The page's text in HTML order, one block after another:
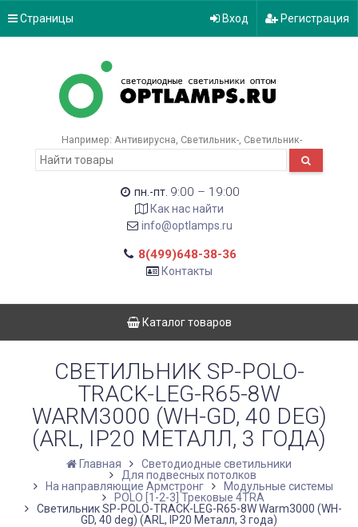
Страницы Вход Регистрация
Например: Антивирусна Светильник- Светильник-
пн.-пт. 9:00 – 19:00
Как нас найти
info@optlamps.ru
8(499)648-38-36
Контакты
Каталог товаров
СВЕТИЛЬНИК SP-POLO-
TRACK-LEG-R65-8W
WARM3000 (WH-GD, 40 DEG)
(ARL, IP20 МЕТАЛЛ, 3 ГОДА)
Главная
Светодиодные светильники
Для подвесных потолков
На направляющие Армстронг
Модульные системы
POLO [1-2-3] Трековые 4TRA
Светильник SP-POLO-TRACK-LEG-R65-8W Warm3000 (WH-
GD, 40 deg) (ARL, IP20 Металл, 3 года)